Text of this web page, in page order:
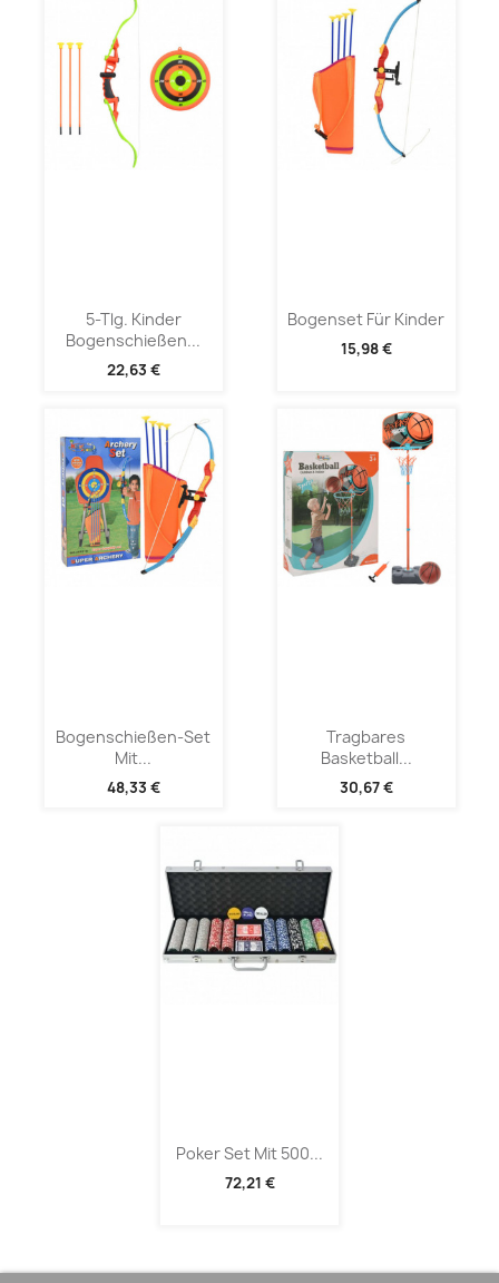
5-Tlg. Kinder
Bogenschießen...
22,63 €
Bogenset Für Kinder
15,98 €
Bogenschießen-Set
Mit...
48,33 €
Tragbares
Basketball...
30,67 €
Poker Set Mit 500...
72,21 €